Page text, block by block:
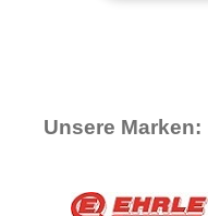
Unsere Marken: